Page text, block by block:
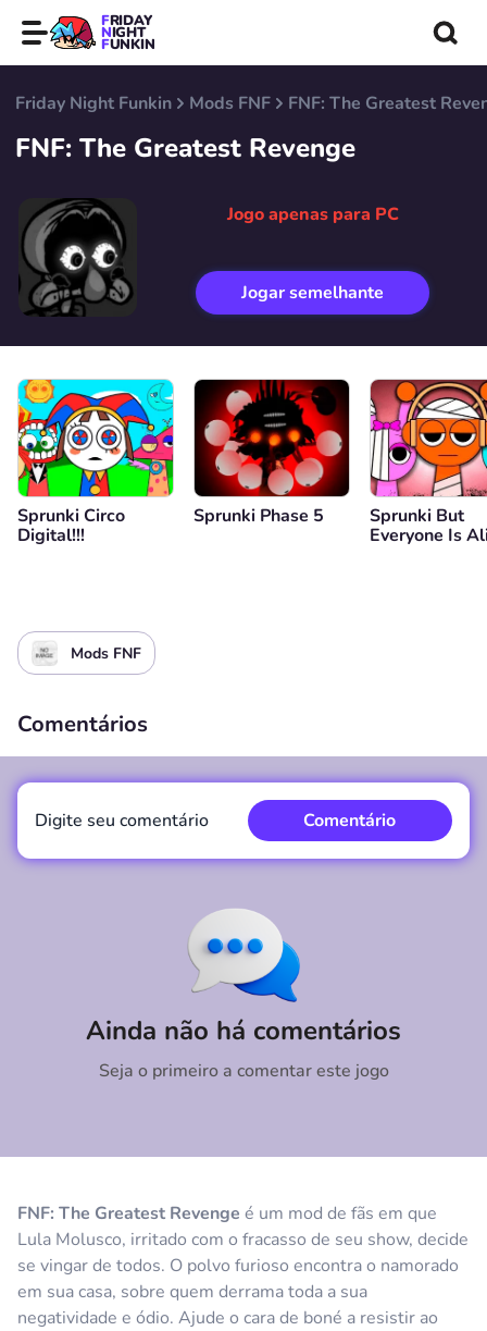
FRIDAY
NIGHT
FUNKIN
Friday Night Funkin Mods FNF FNF: The Greatest
FNF: The Greatest Revenge
Jogo apenas para PC
Jogar semelhante
Sprunki Circo
Digital!!!
Sprunki Phase 5
Sprunki But
Everyone Is
Mods FNF
FNF: The Greatest Revenge é um mod de fãs em que
Lula Molusco, irritado com o fracasso de seu show, decide
se vingar de todos. O polvo furioso encontra o namorado
em sua casa, sobre quem derrama toda a sua
negatividade e ódio. Ajude o cara de boné a resistir ao
Comentários
Ainda não há comentários
Seja o primeiro a comentar este jogo
Digite seu comentário Comentário